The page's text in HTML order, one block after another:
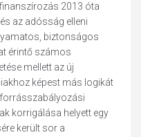
2013 óta
az adósság elleni
biztonságos
érintő számos
mellett az új
képest más logikát
korrigálása helyett egy
került sor a